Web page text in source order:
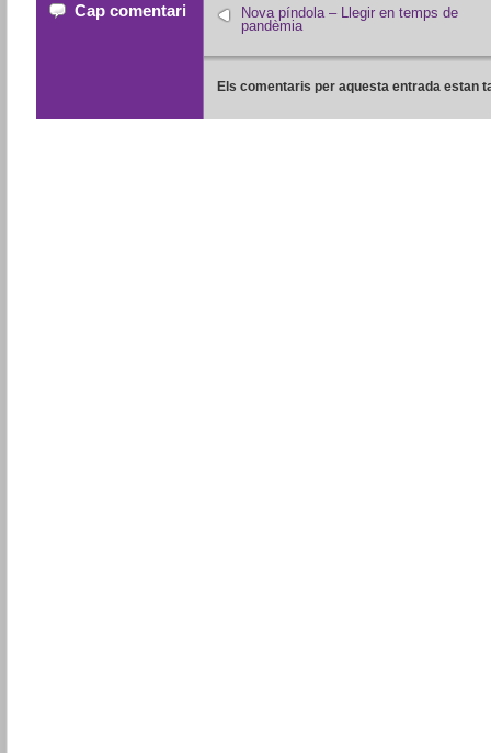
Cap comentari
Nova píndola – Llegir en temps de
pandèmia
Els comentaris per aquesta entrada estan